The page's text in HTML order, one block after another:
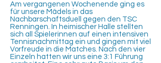
Am vergangenen Wochenende ging es
für unsere Mädels in das
Nachbarschaftsduell gegen den TSC
Renningen. In heimischer Halle stellten
sich all Spielerinnen auf einen intensiven
Tennisnachmittag ein und gingen mit viel
Vorfreude in die Matches. Nach den vier
Einzeln hatten wir uns eine 3:1 Führung